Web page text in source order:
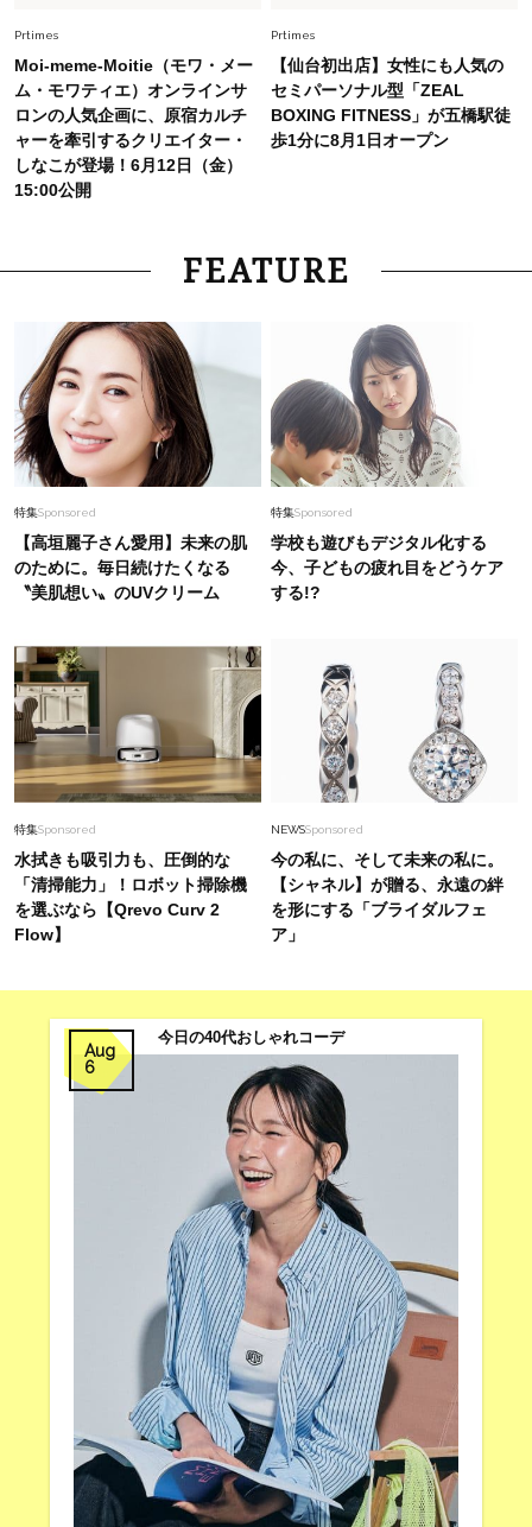
Fashion
【40代のTシャツコーデ】超ビッグサイズ×きれ
いめハーフパンツでモードに昇華
Prtimes
Moi-meme-Moitie（モワ・メー
ム・モワティエ）オンラインサ
ロンの人気企画に、原宿カルチ
ャーを牽引するクリエイター・
しなこが登場！6月12日（金）
15:00公開
Prtimes
【仙台初出店】女性にも人気の
セミパーソナル型「ZEAL
BOXING FITNESS」が五橋駅徒
歩1分に8月1日オープン
FEATURE
特集Sponsored
【高垣麗子さん愛用】未来の肌
のために。毎日続けたくなる
〝美肌想い〟のUVクリーム
特集Sponsored
学校も遊びもデジタル化する
今、子どもの疲れ目をどうケア
する!?
特集Sponsored
水拭きも吸引力も、圧倒的な
「清掃能力」！ロボット掃除機
を選ぶなら【Qrevo Curv 2
Flow】
NEWSSponsored
今の私に、そして未来の私に。
【シャネル】が贈る、永遠の絆
を形にする「ブライダルフェ
ア」
Aug
6
今日の40代おしゃれコーデ